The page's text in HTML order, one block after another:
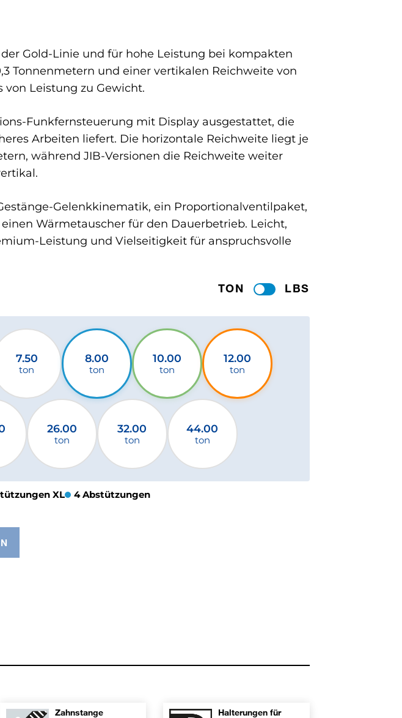
der Gold-Linie und für hohe Leistung bei kompakten
Tonnenmetern und einer vertikalen Reichweite von
von Leistung zu Gewicht.
Funkfernsteuerung mit Display ausgestattet, die
Arbeiten liefert. Die horizontale Reichweite liegt je
während JIB-Versionen die Reichweite weiter
Gelenkkinematik, ein Proportionalventilpaket,
Wärmetauscher für den Dauerbetrieb. Leicht,
Leistung und Vielseitigkeit für anspruchsvolle
TON LBS
7.50
ton
8.00
ton
10.00
ton
12.00
ton
26.00
ton
32.00
ton
44.00
ton
XL 4 Abstützungen
Zahnstange Halterungen für